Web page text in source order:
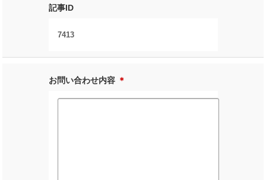
記事ID
7413
お問い合わせ内容 ＊